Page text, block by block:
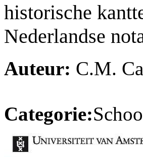
historische
Nederlandse
Auteur: C.M.
Categorie: